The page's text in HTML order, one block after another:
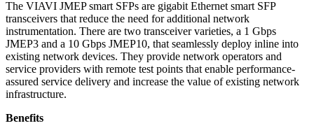
The VIAVI JMEP smart SFPs are gigabit Ethernet smart SFP
transceivers that reduce the need for additional network
instrumentation. There are two transceiver varieties, a 1 Gbps
JMEP3 and a 10 Gbps JMEP10, that seamlessly deploy inline into
existing network devices. They provide network operators and
service providers with remote test points that enable performance-
assured service delivery and increase the value of existing network
infrastructure.
Benefits